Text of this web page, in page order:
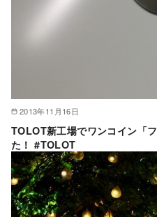
2013年11月16日
TOLOT新工場でワンコイン「
た！ #TOLOT